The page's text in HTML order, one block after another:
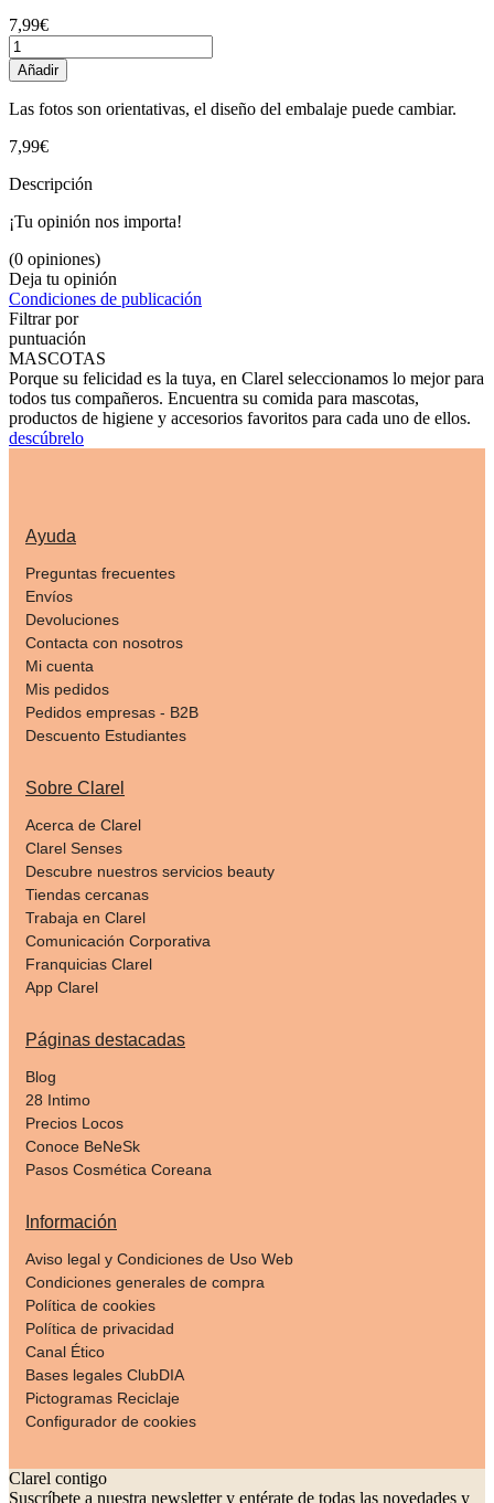
7,99€
Añadir
Las fotos son orientativas, el diseño del embalaje puede cambiar.
7,99€
Descripción
¡Tu opinión nos importa!
(0 opiniones)
Deja tu opinión
Condiciones de publicación
Filtrar por
puntuación
MASCOTAS
Porque su felicidad es la tuya, en Clarel seleccionamos lo mejor para
todos tus compañeros. Encuentra su comida para mascotas,
productos de higiene y accesorios favoritos para cada uno de ellos.
descúbrelo
Ayuda
Preguntas frecuentes
Envíos
Devoluciones
Contacta con nosotros
Mi cuenta
Mis pedidos
Pedidos empresas - B2B
Descuento Estudiantes
Sobre Clarel
Acerca de Clarel
Clarel Senses
Descubre nuestros servicios beauty
Tiendas cercanas
Trabaja en Clarel
Comunicación Corporativa
Franquicias Clarel
App Clarel
Páginas destacadas
Blog
28 Intimo
Precios Locos
Conoce BeNeSk
Pasos Cosmética Coreana
Información
Aviso legal y Condiciones de Uso Web
Condiciones generales de compra
Política de cookies
Política de privacidad
Canal Ético
Bases legales ClubDIA
Pictogramas Reciclaje
Configurador de cookies
Clarel contigo
Suscríbete a nuestra newsletter y entérate de todas las novedades y